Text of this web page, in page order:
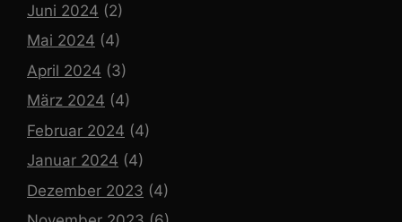
Juni 2024 (2)
Mai 2024 (4)
April 2024 (3)
März 2024 (4)
Februar 2024 (4)
Januar 2024 (4)
Dezember 2023 (4)